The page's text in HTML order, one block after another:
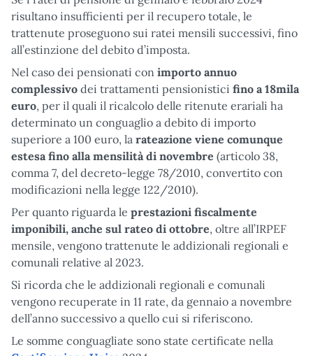
risultano insufficienti per il recupero totale, le
trattenute proseguono sui ratei mensili successivi, fino
all’estinzione del debito d’imposta.
Nel caso dei pensionati con importo annuo
complessivo dei trattamenti pensionistici fino a 18mila
euro, per il quali il ricalcolo delle ritenute erariali ha
determinato un conguaglio a debito di importo
superiore a 100 euro, la rateazione viene comunque
estesa fino alla mensilità di novembre (articolo 38,
comma 7, del decreto-legge 78/2010, convertito con
modificazioni nella legge 122/2010).
Per quanto riguarda le prestazioni fiscalmente
imponibili, anche sul rateo di ottobre, oltre all’IRPEF
mensile, vengono trattenute le addizionali regionali e
comunali relative al 2023.
Si ricorda che le addizionali regionali e comunali
vengono recuperate in 11 rate, da gennaio a novembre
dell’anno successivo a quello cui si riferiscono.
Le somme conguagliate sono state certificate nella